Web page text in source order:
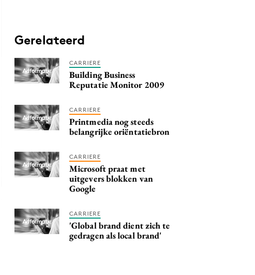
Gerelateerd
CARRIERE
Building Business
Reputatie Monitor 2009
CARRIERE
Printmedia nog steeds
belangrijke oriëntatiebron
CARRIERE
Microsoft praat met
uitgevers blokken van
Google
CARRIERE
'Global brand dient zich te
gedragen als local brand'